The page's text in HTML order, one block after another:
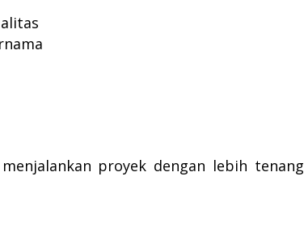
proyek dengan lebih tenang